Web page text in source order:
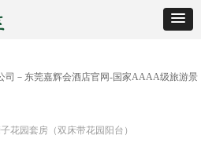
司－东莞嘉辉会酒店官网-国家AAAA级旅游景
花园套房（双床带花园阳台）